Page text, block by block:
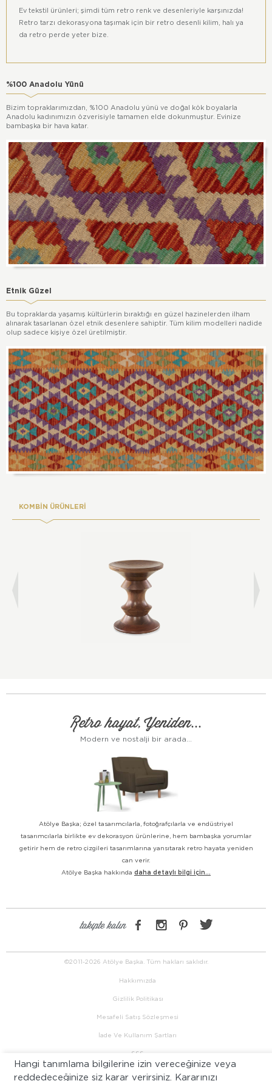
Ev tekstil ürünleri; şimdi tüm retro renk ve desenleriyle karşınızda!
Retro tarzı dekorasyona taşımak için bir retro desenli kilim, halı ya
da retro perde yeter bize.
%100 Anadolu Yünü
Bizim topraklarımızdan, %100 Anadolu yünü ve doğal kök boyalarla
Anadolu kadınımızın özverisiyle tamamen elde dokunmuştur. Evinize
bambaşka bir hava katar.
Etnik Güzel
Bu topraklarda yaşamış kültürlerin bıraktığı en güzel hazinelerden ilham
alınarak tasarlanan özel etnik desenlere sahiptir. Tüm kilim modelleri nadide
olup sadece kişiye özel üretilmiştir.
KOMBİN ÜRÜNLERİ
Retro hayat, Yeniden...
Modern ve nostalji bir arada...
Atölye Başka; özel tasarımcılarla, fotoğrafçılarla ve endüstriyel
tasarımcılarla birlikte ev dekorasyon ürünlerine, hem bambaşka yorumlar
getirir hem de retro çizgileri tasarımlarına yansıtarak retro hayata yeniden
can verir.
Atölye Başka hakkında daha detaylı bilgi için...
takipte kalın
©2011-2026 Atölye Başka. Tüm hakları saklıdır.
Hakkımızda
Gizlilik Politikası
Mesafeli Satış Sözleşmesi
İade Ve Kullanım Şartları
SSS
Hangi tanımlama bilgilerine izin vereceğinize veya
reddedeceğinize siz karar verirsiniz. Kararınızı